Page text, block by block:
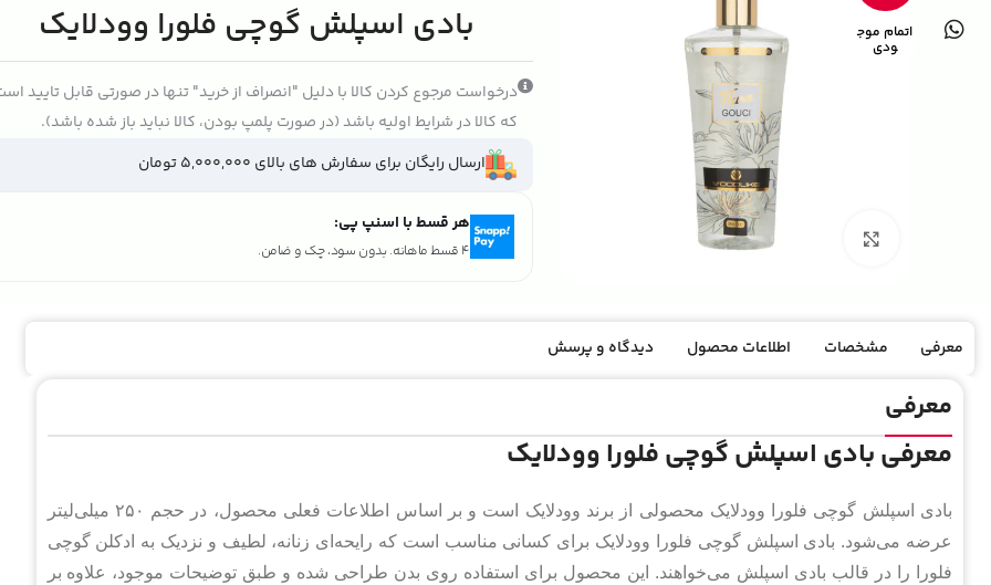
اتمام موج
ودی
بزرگنمایی تصویر
بادی اسپلش گوچی فلورا وودلایک
درخواست مرجوع کردن کالا با دلیل "انصراف از خرید" تنها در صورتی قابل تایید
که کالا در شرایط اولیه باشد (در صورت پلمپ بودن، کالا نباید باز شده باشد).
ارسال رایگان برای سفارش های بالای 5,000,000 تومان
هر قسط با اسنپ پی:
4 قسط ماهانه. بدون سود، چک و ضامن.
معرفی مشخصات اطلاعات محصول دیدگاه و پرسش
معرفی
معرفی بادی اسپلش گوچی فلورا وودلایک
بادی اسپلش گوچی فلورا وودلایک محصولی از برند وودلایک است و بر اساس اطلاعات فعلی محصول، در حجم ۲۵۰ میلی‌لیتر
عرضه می‌شود. بادی اسپلش گوچی فلورا وودلایک برای کسانی مناسب است که رایحه‌ای زنانه، لطیف و نزدیک به ادکلن گوچی
فلورا را در قالب بادی اسپلش می‌خواهند. این محصول برای استفاده روی بدن طراحی شده و طبق توضیحات موجود، علاوه بر